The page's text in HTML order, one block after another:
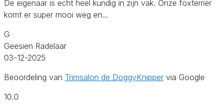
De eigenaar is echt heel kundig in zijn vak. Onze foxterriër
komt er super mooi weg en…
G
Geesien Radelaar
03-12-2025
Beoordeling van Trimsalon de DoggyKnipper via Google
10.0